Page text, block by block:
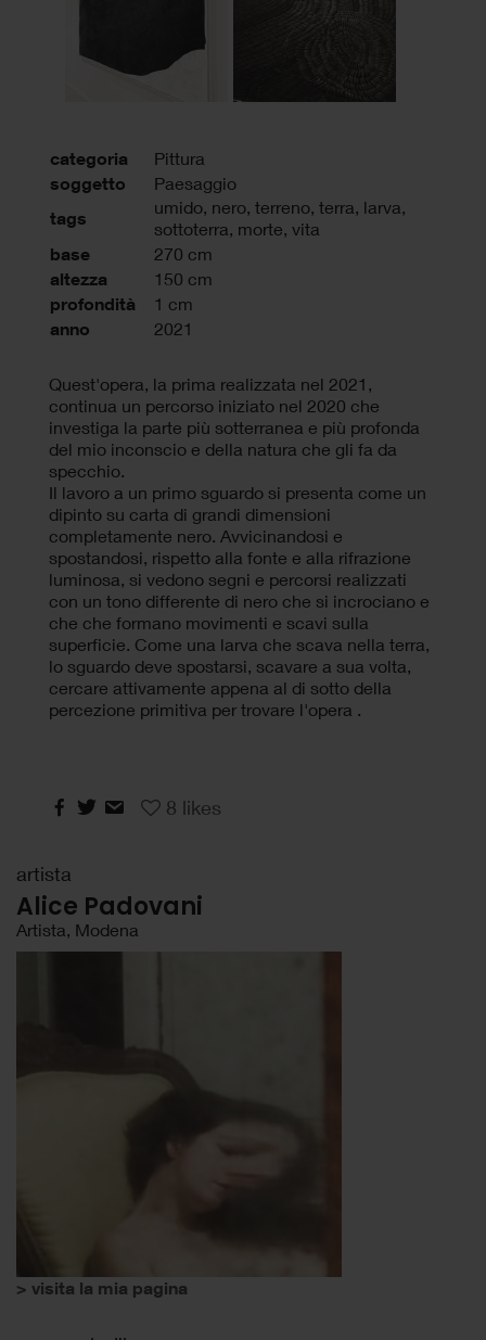
categoria Pittura
soggetto Paesaggio
tags
umido, nero, terreno, terra, larva,
sottoterra, morte, vita
base 270 cm
altezza 150 cm
profondità 1 cm
anno 2021
Quest'opera, la prima realizzata nel 2021,
continua un percorso iniziato nel 2020 che
investiga la parte più sotterranea e più profonda
del mio inconscio e della natura che gli fa da
specchio.
Il lavoro a un primo sguardo si presenta come un
dipinto su carta di grandi dimensioni
completamente nero. Avvicinandosi e
spostandosi, rispetto alla fonte e alla rifrazione
luminosa, si vedono segni e percorsi realizzati
con un tono differente di nero che si incrociano e
che che formano movimenti e scavi sulla
superficie. Come una larva che scava nella terra,
lo sguardo deve spostarsi, scavare a sua volta,
cercare attivamente appena al di sotto della
percezione primitiva per trovare l'opera .
8 likes
artista
Alice Padovani
Artista, Modena
> visita la mia pagina